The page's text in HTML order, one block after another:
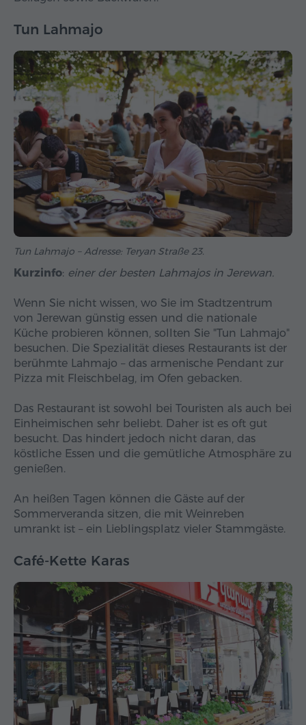
Tun Lahmajo
Tun Lahmajo – Adresse: Teryan Straße 23.
Kurzinfo: einer der besten Lahmajos in Jerewan.
Wenn Sie nicht wissen, wo Sie im Stadtzentrum
von Jerewan günstig essen und die nationale
Küche probieren können, sollten Sie "Tun Lahmajo"
besuchen. Die Spezialität dieses Restaurants ist der
berühmte Lahmajo – das armenische Pendant zur
Pizza mit Fleischbelag, im Ofen gebacken.
Das Restaurant ist sowohl bei Touristen als auch bei
Einheimischen sehr beliebt. Daher ist es oft gut
besucht. Das hindert jedoch nicht daran, das
köstliche Essen und die gemütliche Atmosphäre zu
genießen.
An heißen Tagen können die Gäste auf der
Sommerveranda sitzen, die mit Weinreben
umrankt ist – ein Lieblingsplatz vieler Stammgäste.
Café-Kette Karas